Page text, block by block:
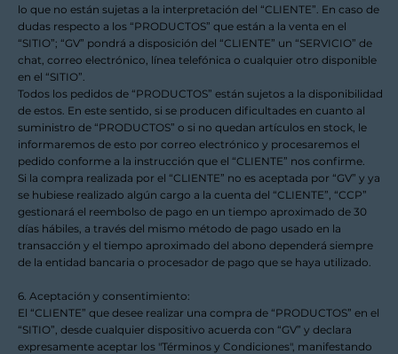
lo que no están sujetas a la interpretación del “CLIENTE”. En caso de
dudas respecto a los “PRODUCTOS” que están a la venta en el
“SITIO”; “GV” pondrá a disposición del “CLIENTE” un “SERVICIO” de
chat, correo electrónico, línea telefónica o cualquier otro disponible
en el “SITIO”.
Todos los pedidos de “PRODUCTOS” están sujetos a la disponibilidad
de estos. En este sentido, si se producen dificultades en cuanto al
suministro de “PRODUCTOS” o si no quedan artículos en stock, le
informaremos de esto por correo electrónico y procesaremos el
pedido conforme a la instrucción que el “CLIENTE” nos confirme.
Si la compra realizada por el “CLIENTE” no es aceptada por “GV” y ya
se hubiese realizado algún cargo a la cuenta del “CLIENTE”, “CCP”
gestionará el reembolso de pago en un tiempo aproximado de 30
días hábiles, a través del mismo método de pago usado en la
transacción y el tiempo aproximado del abono dependerá siempre
de la entidad bancaria o procesador de pago que se haya utilizado.
6. Aceptación y consentimiento:
El “CLIENTE” que desee realizar una compra de “PRODUCTOS” en el
“SITIO”, desde cualquier dispositivo acuerda con “GV” y declara
expresamente aceptar los "Términos y Condiciones", manifestando